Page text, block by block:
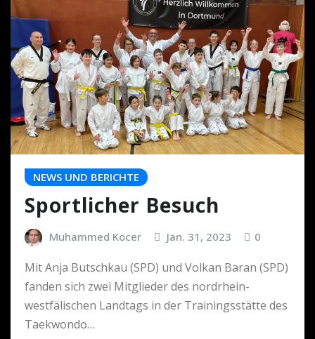
NEWS UND BERICHTE
Sportlicher Besuch
Muhammed Kocer Jan. 31, 2023 0
Mit Anja Butschkau (SPD) und Volkan Baran (SPD)
fanden sich zwei Mitglieder des nordrhein-
westfälischen Landtags in der Trainingsstätte des
Taekwondo…